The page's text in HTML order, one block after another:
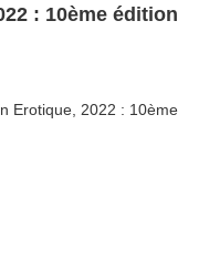
: 10ème édition